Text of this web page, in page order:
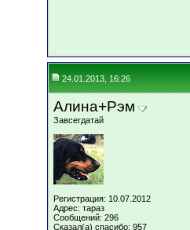
24.01.2013, 16:26
Алина+Рэм
Завсегдатай
Регистрация: 10.07.2012
Адрес: тараз
Сообщений: 296
Сказал(а) спасибо: 957